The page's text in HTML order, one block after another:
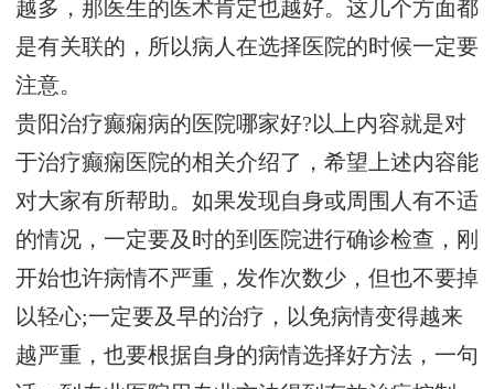
越多，那医生的医术肯定也越好。这几个方面都
是有关联的，所以病人在选择医院的时候一定要
注意。
贵阳治疗癫痫病的医院哪家好?以上内容就是对
于治疗癫痫医院的相关介绍了，希望上述内容能
对大家有所帮助。如果发现自身或周围人有不适
的情况，一定要及时的到医院进行确诊检查，刚
开始也许病情不严重，发作次数少，但也不要掉
以轻心;一定要及早的治疗，以免病情变得越来
越严重，也要根据自身的病情选择好方法，一句